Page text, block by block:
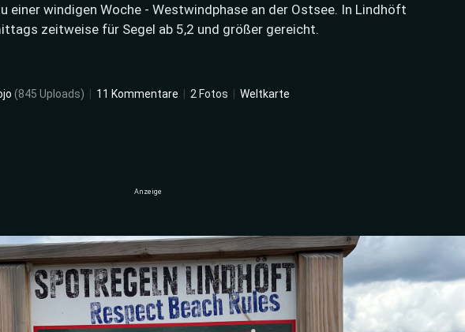
einer windigen Woche - Westwindphase an der Ostsee. In Lindhöft
zeitweise für Segel ab 5,2 und größer gereicht.
(845 Uploads) 11 Kommentare 2 Fotos Weltkarte